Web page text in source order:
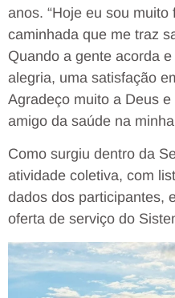
anos. “Hoje eu sou
caminhada que me traz
Quando a gente acorda
alegria, uma satisfação
Agradeço muito a Deus
amigo da saúde na
Como surgiu dentro da
atividade coletiva, com
dados dos participantes,
oferta de serviço do